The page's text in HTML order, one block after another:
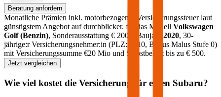
Beratung anfordern
Monatliche Prämien inkl. motorbezogener Versicherungssteuer laut
günstigstem Angebot auf durchblicker. für das Modell Volkswagen
Golf(Benzin), Sonderausstattung € 2000 , Baujahr 2020, 30-
jährige:r Versicherungsnehmer:in (PLZ:
1010, Bonus Malus Stufe 0)
mit Versicherungssumme €20 Mio und Selbstbehalt bis zu € 500.
Jetzt vergleichen
Wie viel kostet die Versicherung für einen Subaru?